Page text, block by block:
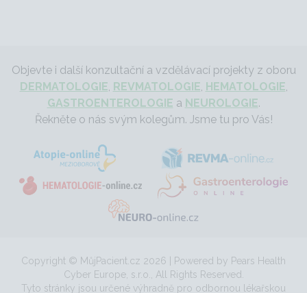
Objevte i další konzultační a vzdělávací projekty z oboru
DERMATOLOGIE, REVMATOLOGIE, HEMATOLOGIE,
GASTROENTEROLOGIE a NEUROLOGIE.
Řekněte o nás svým kolegům. Jsme tu pro Vás!
Copyright © MůjPacient.cz 2026 | Powered by Pears Health
Cyber Europe, s.r.o., All Rights Reserved.
Tyto stránky jsou určené výhradně pro odbornou lékařskou